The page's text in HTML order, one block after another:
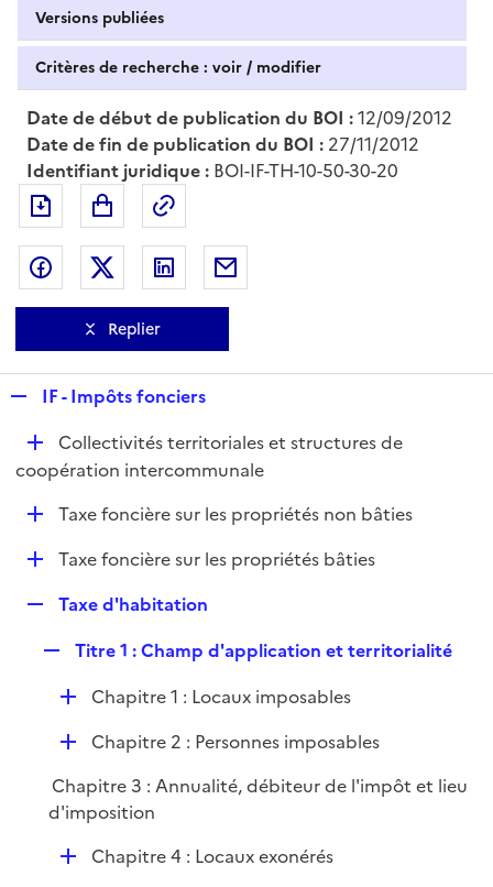
Versions publiées
Critères de recherche : voir / modifier
Date de début de publication du BOI :12/09/2012
Date de fin de publication du BOI : 27/11/2012
Identifiant juridique : BOI-IF-TH-10-50-30-20
Exporter le document au format pdf
Partager sur Facebook
Partager sur Twitter
Partager sur LinkedIn
Replier
p
l
i
e
r
IF - Impôts fonciers
D
é
Collectivités territoriales et structures de
coopération intercommunale
D
e
Taxe foncière sur les propriétés non bâties
DTaxe foncière sur les propriétés bâties
p
Taxe d'habitation
p
l
i
e
r
Titre 1 : Champ d'application et territorialité
D
i
e
Chapitre 1 : Locaux imposables
D
p
l
Chapitre 2 : Personnes imposables
Chapitre 3 : Annualité, débiteur de l'impôt et lieu
d'imposition
DChapitre 4 : Locaux exonérés